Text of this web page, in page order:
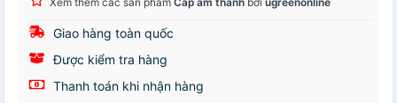
Giao hàng toàn quốc
Được kiểm tra hàng
Thanh toán khi nhận hàng